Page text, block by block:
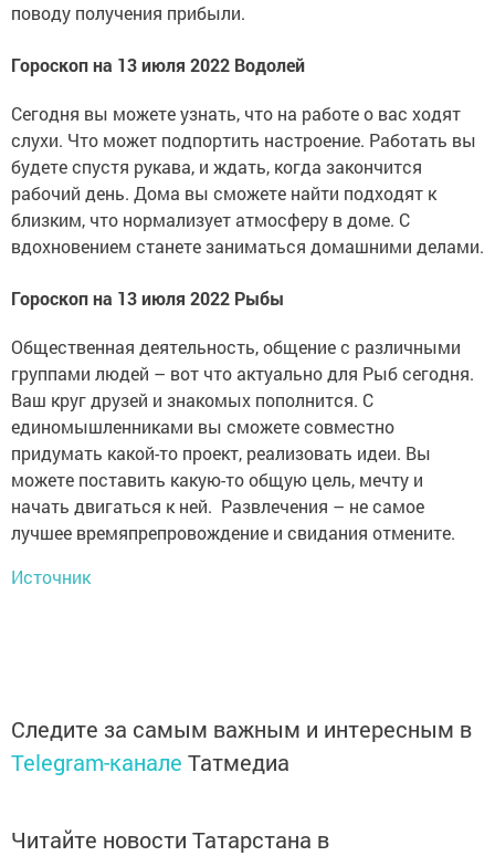
поводу получения прибыли.
Гороскоп на 13 июля 2022 Водолей
Сегодня вы можете узнать, что на работе о вас ходят
слухи. Что может подпортить настроение. Работать вы
будете спустя рукава, и ждать, когда закончится
рабочий день. Дома вы сможете найти подходят к
близким, что нормализует атмосферу в доме. С
вдохновением станете заниматься домашними делами.
Гороскоп на 13 июля 2022 Рыбы
Общественная деятельность, общение с различными
группами людей – вот что актуально для Рыб сегодня.
Ваш круг друзей и знакомых пополнится. С
единомышленниками вы сможете совместно
придумать какой-то проект, реализовать идеи. Вы
можете поставить какую-то общую цель, мечту и
начать двигаться к ней. Развлечения – не самое
лучшее времяпрепровождение и свидания отмените.
Источник
Следите за самым важным и интересным в
Telegram-канале Татмедиа
Читайте новости Татарстана в